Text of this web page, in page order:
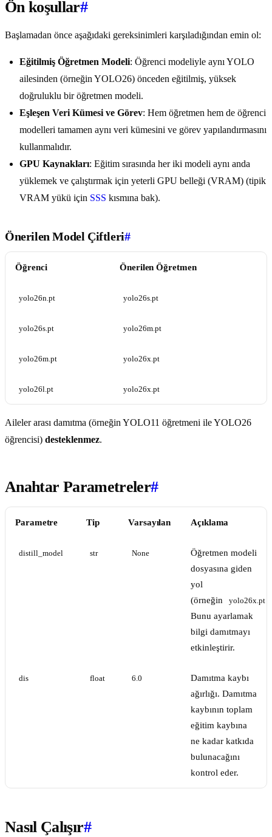
Ön koşullar#
Başlamadan önce aşağıdaki gereksinimleri karşıladığından emin ol:
Eğitilmiş Öğretmen Modeli: Öğrenci modeliyle aynı YOLO
ailesinden (örneğin YOLO26) önceden eğitilmiş, yüksek
doğruluklu bir öğretmen modeli.
Eşleşen Veri Kümesi ve Görev: Hem öğretmen hem de öğrenci
modelleri tamamen aynı veri kümesini ve görev yapılandırmasını
kullanmalıdır.
GPU Kaynakları: Eğitim sırasında her iki modeli aynı anda
yüklemek ve çalıştırmak için yeterli GPU belleği (VRAM) (tipik
VRAM yükü için SSS kısmına bak).
Önerilen Model Çiftleri#
Öğrenci Önerilen Öğretmen
yolo26n.pt yolo26s.pt
yolo26s.pt yolo26m.pt
yolo26m.pt yolo26x.pt
yolo26l.pt yolo26x.pt
Aileler arası damıtma (örneğin YOLO11 öğretmeni ile YOLO26
öğrencisi) desteklenmez.
Anahtar Parametreler#
Parametre Tip Varsayılan Açıklama
distill_model str None
Öğretmen modeli
dosyasına giden
yol
(örneğin
yolo26x.pt
Bunu ayarlamak
bilgi damıtmayı
etkinleştirir.
dis float 6.0
Damıtma kaybı
ağırlığı. Damıtma
kaybının toplam
eğitim kaybına
ne kadar katkıda
bulunacağını
kontrol eder.
Nasıl Çalışır#